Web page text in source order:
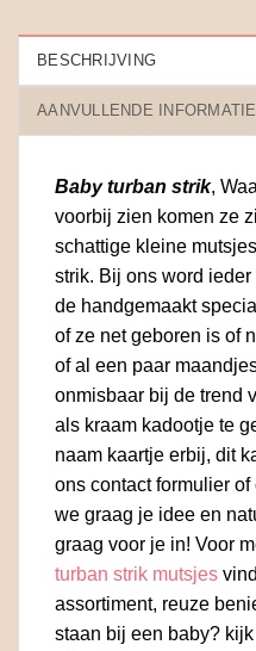
BESCHRIJVING
AANVULLENDE INFORMATIE
Baby turban strik,
voorbij zien komen ze
schattige kleine
strik. Bij ons word
de handgemaakt
of ze net geboren is of
of al een paar
onmisbaar bij de trend
als kraam kadootje te
naam kaartje erbij, dit
ons contact formulier
we graag je idee en
graag voor je in! Voor
turban strik mutsjes
assortiment, reuze
staan bij een baby?